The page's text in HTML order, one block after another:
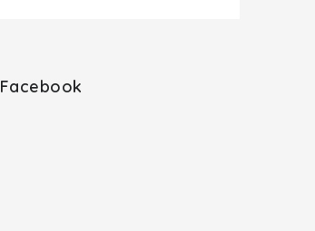
Facebook